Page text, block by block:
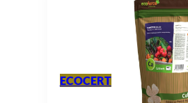
precios:
desde
17.90€
hasta
62.90€
ECOCERT